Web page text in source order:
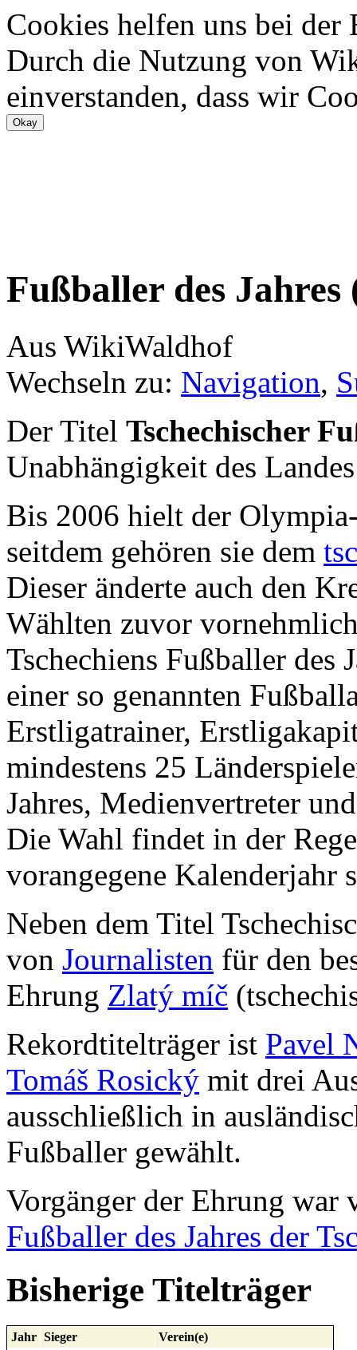
Cookies helfen uns bei
Durch die Nutzung von
einverstanden, dass wir
Fußballer des Jahres
Aus WikiWaldhof
Wechseln zu: Navigation,
Der Titel Tschechischer
Unabhängigkeit des
Bis 2006 hielt der
seitdem gehören sie dem
Dieser änderte auch den
Wählten zuvor
Tschechiens Fußballer
einer so genannten
Erstligatrainer,
mindestens 25
Jahres, Medienvertreter
Die Wahl findet in der
vorangegene Kalenderjahr
Neben dem Titel
von Journalisten für den
Ehrung Zlatý míč
Rekordtitelträger ist Pavel
Tomáš Rosický mit drei
ausschließlich in
Fußballer gewählt.
Vorgänger der Ehrung war
Fußballer des Jahres der
Bisherige Titelträger
Jahr Sieger
Verein(e)